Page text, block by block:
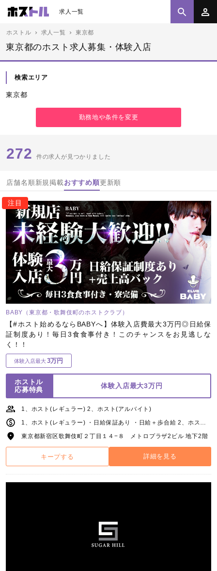
求人一覧
ホストル 求人一覧 東京都
東京都のホスト求人募集・体験入店
検索エリア
東京都
勤務地や条件を変更
272 件の求人が見つかりました
店舗名順新規掲載おすすめ順更新順
注目
BABY（東京都・歌舞伎町のホストクラブ）
【#ホスト始めるならBABYへ】体験入店費最大3万円◎日給保
証制度あり！毎日3食食事付き！このチャンスをお見逃しな
く！！
体験入店最大3万円
ホストル
応募特典
体験入店最大3万円
1、ホスト(レギュラー) 2、ホスト(アルバイト)
東京都新宿区歌舞伎町２丁目１４−８ メトロプラザ2ビル 地下2階
キープする 詳細を見る